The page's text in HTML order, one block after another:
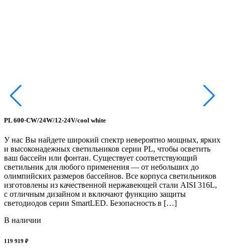
PL 600-CW/24W/12-24V/cool white
У нас Вы найдете широкий спектр невероятно мощных, ярких
и высоконадежных светильников серии PL, чтобы осветить
ваш бассейн или фонтан. Существует соответствующий
светильник для любого применения — от небольших до
олимпийских размеров бассейнов. Все корпуса светильников
изготовлены из качественной нержавеющей стали AISI 316L,
с отличным дизайном и включают функцию защиты
светодиодов серии SmartLED. Безопасность в […]
В наличии
119 919 ₽